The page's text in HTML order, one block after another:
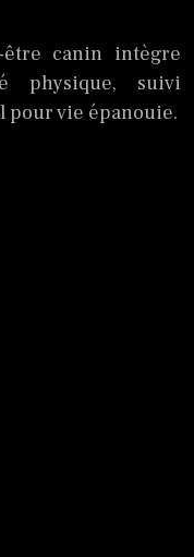
canin intègre
physique, suivi
vie épanouie.